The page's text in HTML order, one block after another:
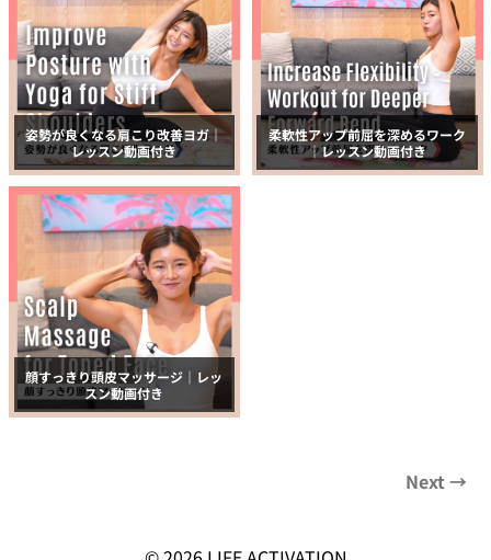
姿勢が良くなる肩こり改善ヨガ｜
レッスン動画付き
柔軟性アップ前屈を深めるワーク
｜レッスン動画付き
顔すっきり頭皮マッサージ｜レッ
スン動画付き